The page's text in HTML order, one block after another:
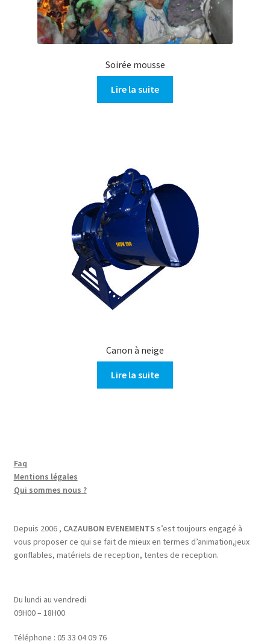
Soirée mousse
Lire la suite
Canon à neige
Lire la suite
Faq
Mentions légales
Qui sommes nous ?
Depuis 2006 , CAZAUBON EVENEMENTS s’est toujours engagé à
vous proposer ce qui se fait de mieux en termes d’animation,jeux
gonflables, matériels de reception, tentes de reception.
Du lundi au vendredi
09H00 – 18H00
Téléphone : 05 33 04 09 76